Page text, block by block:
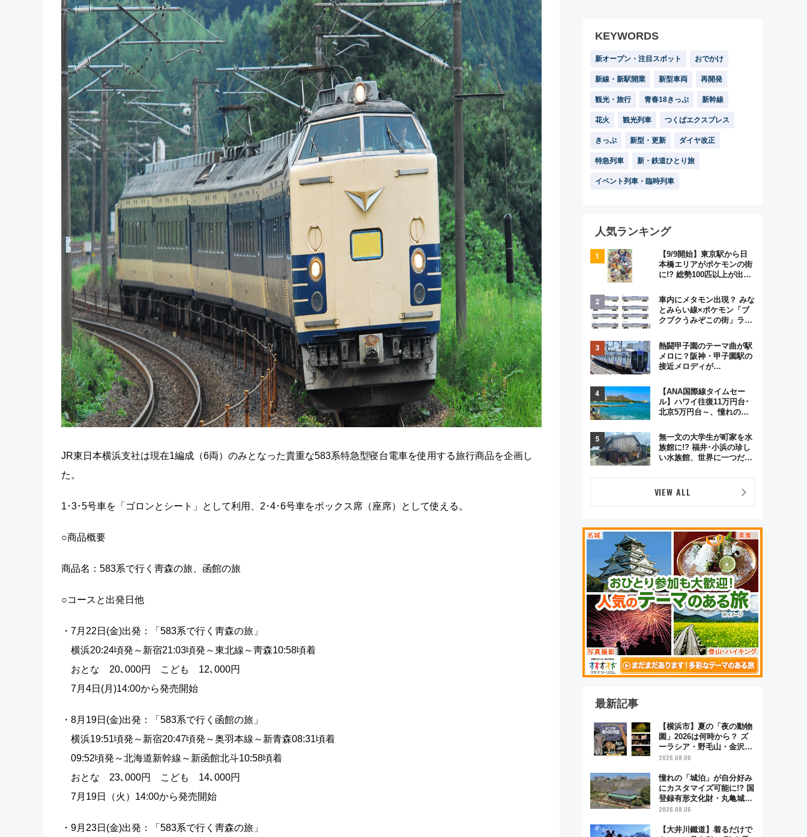
JR東日本横浜支社は現在1編成（6両）のみとなった貴重な583系特急型寝台電車を使用する旅行商品を企画し
た。
1･3･5号車を「ゴロンとシート」として利用、2･4･6号車をボックス席（座席）として使える。
○商品概要
商品名：583系で行く靑森の旅、函館の旅
○コースと出発日他
・7月22日(金)出発：「583系で行く靑森の旅」
横浜20:24頃発～新宿21:03頃発～東北線～靑森10:58頃着
おとな 20､000円 こども 12､000円
7月4日(月)14:00から発売開始
・8月19日(金)出発：「583系で行く函館の旅」
横浜19:51頃発～新宿20:47頃発～奥羽本線～新青森08:31頃着
09:52頃発～北海道新幹線～新函館北斗10:58頃着
おとな 23､000円 こども 14､000円
7月19日（火）14:00から発売開始
・9月23日(金)出発：「583系で行く靑森の旅」
KEYWORDS
新オープン・注目スポット おでかけ
新線・新駅開業 新型車両 再開発
観光・旅行 青春18きっぷ 新幹線
花火 観光列車 つくばエクスプレス
きっぷ 新型・更新 ダイヤ改正
特急列車 新・鉄道ひとり旅
イベント列車・臨時列車
人気ランキング
【9/9開始】東京駅から日
本橋エリアがポケモンの街
に!? 総勢100匹以上が出現
格謎解き・グッズ情報まと
め
車内にメタモン出現？ みな
とみらい線×ポケモン「ブ
クブクうみぞこの街」ラッ
この夏は直通列車で横浜
へ！
熱闘甲子園のテーマ曲が駅
メロに？阪神・甲子園駅の
接近メロディが
実アレンジの特別仕様へ、
8月5日始発から
【ANA国際線タイムセー
ル】ハワイ往復11万円台･
北京5万円台～、憧れのビ
GW旅行まで狙える激アツ
路線まとめ（8/10まで）
無一文の大学生が町家を水
族館に!? 福井･小浜の珍し
い水族館、世界に一つだけ
第2弾
VIEW ALL
最新記事
【横浜市】夏の「夜の動物
園」2026は何時から？ ズ
ーラシア・野毛山・金沢の
電車アクセスや見どころ、
2026.08.06
憧れの「城泊」が自分好み
にカスタマイズ可能に!? 国
登録有形文化財・丸亀城
「延寿閣別館」にオーダー
生！
2026.08.06
【大井川鐵道】着るだけで